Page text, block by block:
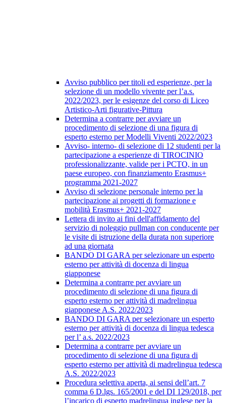
Avviso pubblico per titoli ed esperienze, per la
selezione di un modello vivente per l’a.s.
2022/2023, per le esigenze del corso di Liceo
Artistico-Arti figurative-Pittura
Determina a contrarre per avviare un
procedimento di selezione di una figura di
esperto esterno per Modelli Viventi 2022/2023
Avviso- interno- di selezione di 12 studenti per la
partecipazione a esperienze di TIROCINIO
professionalizzante, valide per i PCTO, in un
paese europeo, con finanziamento Erasmus+
programma 2021-2027
Avviso di selezione personale interno per la
partecipazione ai progetti di formazione e
mobilità Erasmus+ 2021-2027
Lettera di invito ai fini dell'affidamento del
servizio di noleggio pullman con conducente per
le visite di istruzione della durata non superiore
ad una giornata
BANDO DI GARA per selezionare un esperto
esterno per attività di docenza di lingua
giapponese
Determina a contrarre per avviare un
procedimento di selezione di una figura di
esperto esterno per attività di madrelingua
giapponese A.S. 2022/2023
BANDO DI GARA per selezionare un esperto
esterno per attività di docenza di lingua tedesca
per l’ a.s. 2022/2023
Determina a contrarre per avviare un
procedimento di selezione di una figura di
esperto esterno per attività di madrelingua tedesca
A.S. 2022/2023
Procedura selettiva aperta, ai sensi dell’art. 7
comma 6 D.lgs. 165/2001 e del DI 129/2018, per
l’incarico di esperto madrelingua inglese per la